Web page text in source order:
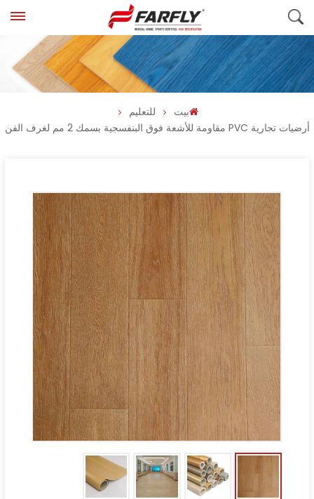
بيت
للتعليم
أرضيات تجارية PVC مقاومة للأشعة فوق البنفسجية بسمك 2 مم لغرف الفن